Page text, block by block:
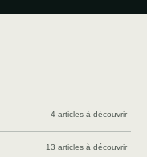
4 articles à découvrir
13 articles à découvrir